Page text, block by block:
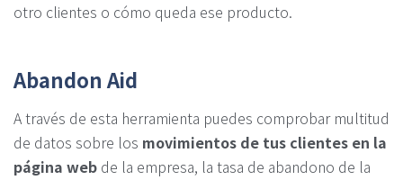
otro clientes o cómo queda ese producto.
Abandon Aid
A través de esta herramienta puedes comprobar multitud
de datos sobre los movimientos de tus clientes en la
página web de la empresa, la tasa de abandono de la